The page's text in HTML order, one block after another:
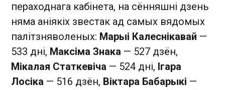
пераходнага кабінета, на сённяшні дзень
няма аніякіх звестак ад самых вядомых
палітзняволеных: Марыі Калеснікавай —
533 дні, Максіма Знака — 527 дзён,
Мікалая Статкевіча — 524 дні, Ігара
Лосіка — 516 дзён, Віктара Бабарыкі —